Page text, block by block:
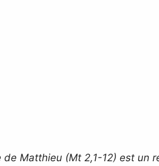
de Matthieu (Mt 2,1-12) est un